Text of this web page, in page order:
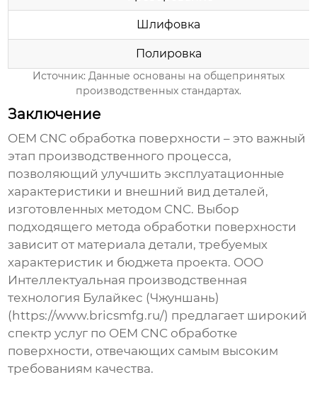
Шлифовка
Полировка
Источник: Данные основаны на общепринятых
производственных стандартах.
Заключение
OEM CNC обработка поверхности – это важный
этап производственного процесса,
позволяющий улучшить эксплуатационные
характеристики и внешний вид деталей,
изготовленных методом CNC. Выбор
подходящего метода обработки поверхности
зависит от материала детали, требуемых
характеристик и бюджета проекта. ООО
Интеллектуальная производственная
технология Булайкес (Чжуншань)
( https://www.bricsmfg.ru/) предлагает широкий
спектр услуг по OEM CNC обработке
поверхности, отвечающих самым высоким
требованиям качества.